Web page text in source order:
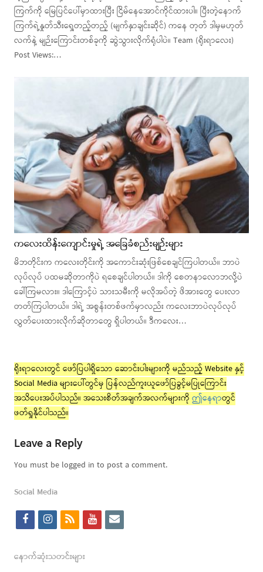
ကြက်ကို မြေပြင်ပေါ်မှာထားပြီး ငြိမ်နေအောင်ကိုင်ထားပါ။ ပြီးတဲ့နောက်
ကြက်ရဲ့နှုတ်သီးရှေ့တည့်တည့် (မျက်နှာချင်းဆိုင်) ကနေ တုတ် ဒါမှမဟုတ်
လက်နဲ့ မျဉ်းကြောင်းတစ်ခုကို ဆွဲသွားလိုက်ရုံပါပဲ။ Team (ရိုးရာလေး)
Post Views:…
ကလေးထိန်းကျောင်းမှုရဲ့ အခြေခံစည်းမျဉ်းများ
မိဘတိုင်းက ကလေးတိုင်းကို အကောင်းဆုံးဖြစ်စေချင်ကြပါတယ်။ ဘာပဲ
လုပ်လုပ် ပထမဆိုတာကိုပဲ ရစေချင်ပါတယ်။ ဒါကို စေတနာလောဘလို့ပဲ
ခေါ်ကြမလား။ ဒါကြောင့်ပဲ သားသမီးကို မလိုအပ်တဲ့ ဖိအားတွေ ပေးလာ
တတ်ကြပါတယ်။ ဒါရဲ့ အစွန်းတစ်ဖက်မှာလည်း ကလေးဘာပဲလုပ်လုပ်
လွှတ်ပေးထားလိုက်ဆိုတာတွေ ရှိပါတယ်။ ဒီကလေး…
ရိုးရာလေးတွင် ဖော်ပြပါရှိသော ဆောင်းပါးများကို မည်သည့် Website နှင့်
Social Media များပေါ်တွင်မှ ပြန်လည်ကူးယူဖော်ပြခွင့်မပြုကြောင်း
အသိပေးအပ်ပါသည်။ အသေးစိတ်အချက်အလက်များကို ဤနေရာတွင်
ဖတ်ရှုနိုင်ပါသည်။
Leave a Reply
You must be logged in to post a comment.
Social Media
f
c
i
s
r
s
y
e
နောက်ဆုံးသတင်းများ